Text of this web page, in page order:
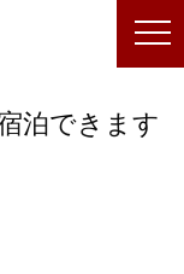
泊できます